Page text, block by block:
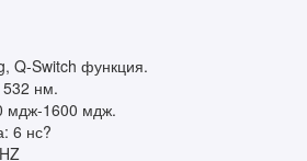
Q-Switch функция.
нм.
мдж-1600 мдж.
6 нс?